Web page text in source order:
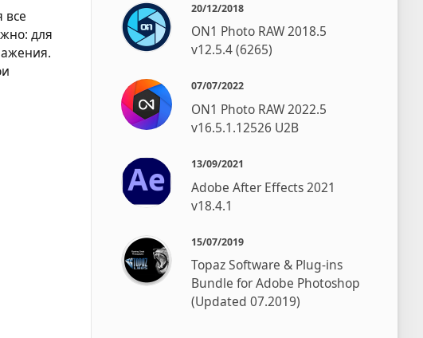
все
для
20/12/2018
ON1 Photo RAW 2018.5
v12.5.4 (6265)
07/07/2022
ON1 Photo RAW 2022.5
v16.5.1.12526 U2B
13/09/2021
Adobe After Effects 2021
v18.4.1
15/07/2019
Topaz Software & Plug-ins
Bundle for Adobe Photoshop
(Updated 07.2019)